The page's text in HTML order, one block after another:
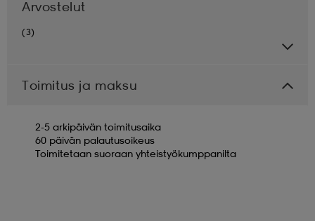
Arvostelut
(3)
Toimitus ja maksu
2-5 arkipäivän toimitusaika
60 päivän palautusoikeus
Toimitetaan suoraan yhteistyökumppanilta